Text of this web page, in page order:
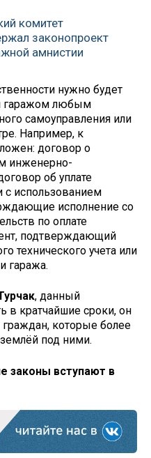
комитет
законопроект
амнистии
нужно будет
гаражом любым
самоуправления или
Например, к
договор о
инженерно-
об уплате
с использованием
исполнение со
по оплате
подтверждающий
технического учета или
гаража.
, данный
в кратчайшие сроки, он
граждан, которые более
под ними.
законы вступают в